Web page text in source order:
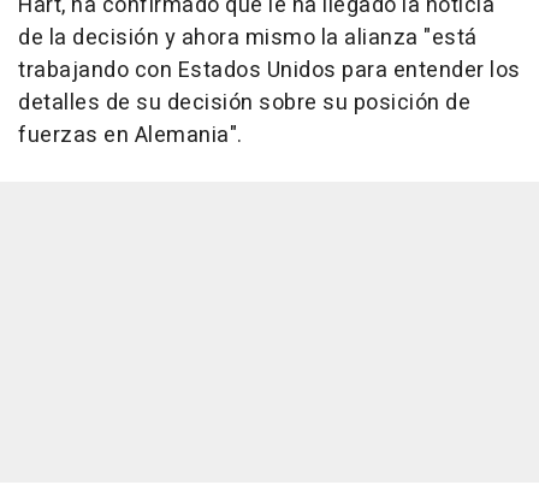
de la decisión y ahora mismo la alianza "está
trabajando con Estados Unidos para entender los
detalles de su decisión sobre su posición de
fuerzas en Alemania".